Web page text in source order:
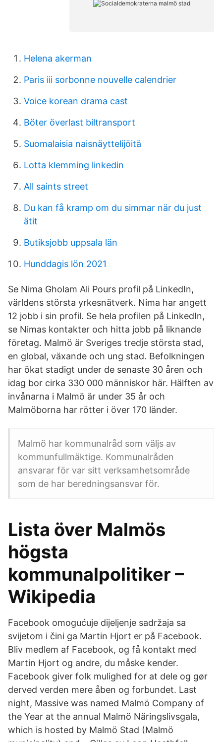
Helena akerman
Paris iii sorbonne nouvelle calendrier
Voice korean drama cast
Böter överlast biltransport
Suomalaisia naisnäyttelijöitä
Lotta klemming linkedin
All saints street
Du kan få kramp om du simmar när du just
ätit
Butiksjobb uppsala län
Hunddagis lön 2021
Se Nima Gholam Ali Pours profil på LinkedIn,
världens största yrkesnätverk. Nima har angett
12 jobb i sin profil. Se hela profilen på LinkedIn,
se Nimas kontakter och hitta jobb på liknande
företag. Malmö är Sveriges tredje största stad,
en global, växande och ung stad. Befolkningen
har ökat stadigt under de senaste 30 åren och
idag bor cirka 330 000 människor här. Hälften av
invånarna i Malmö är under 35 år och
Malmöborna har rötter i över 170 länder.
Malmö har kommunalråd som väljs av
kommunfullmäktige. Kommunalråden
ansvarar för var sitt verksamhetsområde
som de har beredningsansvar för.
Lista över Malmös
högsta
kommunalpolitiker –
Wikipedia
Facebook omogućuje dijeljenje sadržaja sa
svijetom i čini ga Martin Hjort er på Facebook.
Bliv medlem af Facebook, og få kontakt med
Martin Hjort og andre, du måske kender.
Facebook giver folk mulighed for at dele og gør
derved verden mere åben og forbundet. Last
night, Massive was named Malmö Company of
the Year at the annual Malmö Näringslivsgala,
which is hosted by Malmö Stad (Malmö